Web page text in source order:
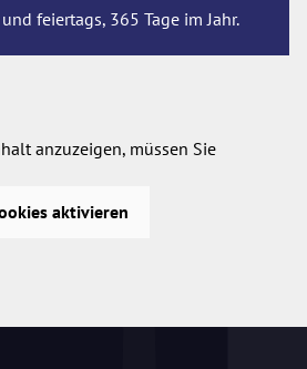
feiertags, 365 Tage im Jahr.
anzuzeigen, müssen Sie
aktivieren